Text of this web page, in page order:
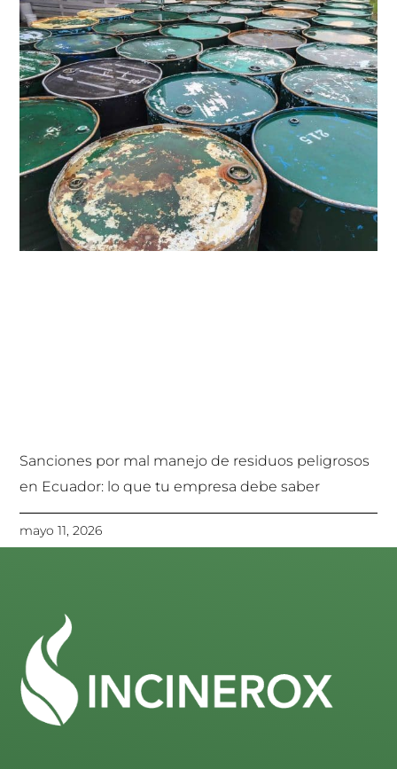
Sanciones por mal manejo de residuos peligrosos
en Ecuador: lo que tu empresa debe saber
mayo 11, 2026